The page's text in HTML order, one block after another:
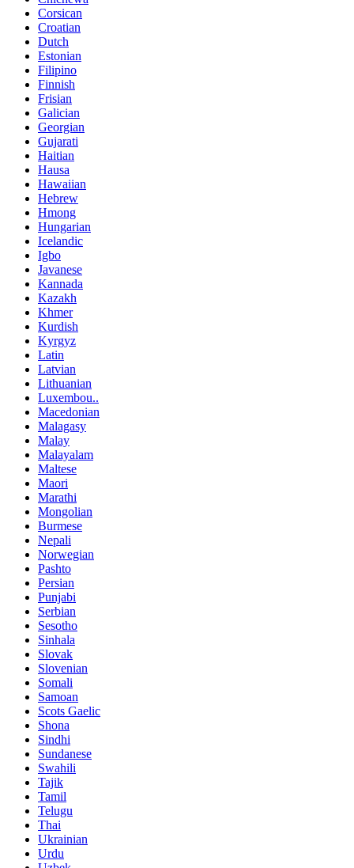
Corsican
Croatian
Dutch
Estonian
Filipino
Finnish
Frisian
Galician
Georgian
Gujarati
Haitian
Hausa
Hawaiian
Hebrew
Hmong
Hungarian
Icelandic
Igbo
Javanese
Kannada
Kazakh
Khmer
Kurdish
Kyrgyz
Latin
Latvian
Lithuanian
Luxembou..
Macedonian
Malagasy
Malay
Malayalam
Maltese
Maori
Marathi
Mongolian
Burmese
Nepali
Norwegian
Pashto
Persian
Punjabi
Serbian
Sesotho
Sinhala
Slovak
Slovenian
Somali
Samoan
Scots Gaelic
Shona
Sindhi
Sundanese
Swahili
Tajik
Tamil
Telugu
Thai
Ukrainian
Urdu